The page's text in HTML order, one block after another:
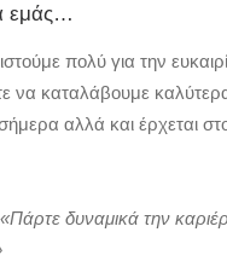
εμάς…
πολύ για την
να καταλάβουμε καλύτερα
αλλά και έρχεται
δυναμικά την